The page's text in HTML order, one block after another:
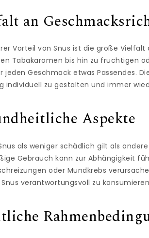
an
Vorteil von Snus ist die große
Tabakaromen bis hin zu fruchtigen
jeden Geschmack etwas Passendes.
individuell zu gestalten und immer
Aspekte
als weniger schädlich gilt als
Gebrauch kann zur Abhängigkeit
oder Mundkrebs
verantwortungsvoll zu